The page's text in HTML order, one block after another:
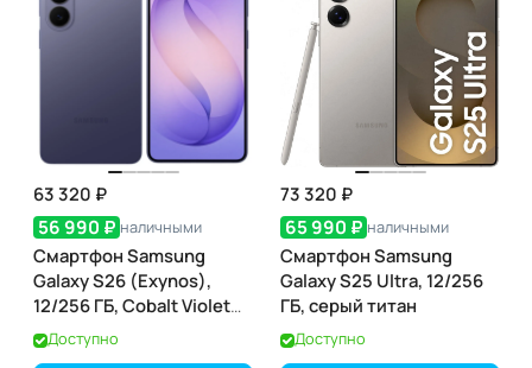
63 320 ₽
56 990 ₽ наличными
Смартфон Samsung
Galaxy S26 (Exynos),
12/256 ГБ, Cobalt Violet
(кобальтовый
фиолетовый)
Доступно
73 320 ₽
65 990 ₽ наличными
Смартфон Samsung
Galaxy S25 Ultra, 12/256
ГБ, серый титан
Доступно